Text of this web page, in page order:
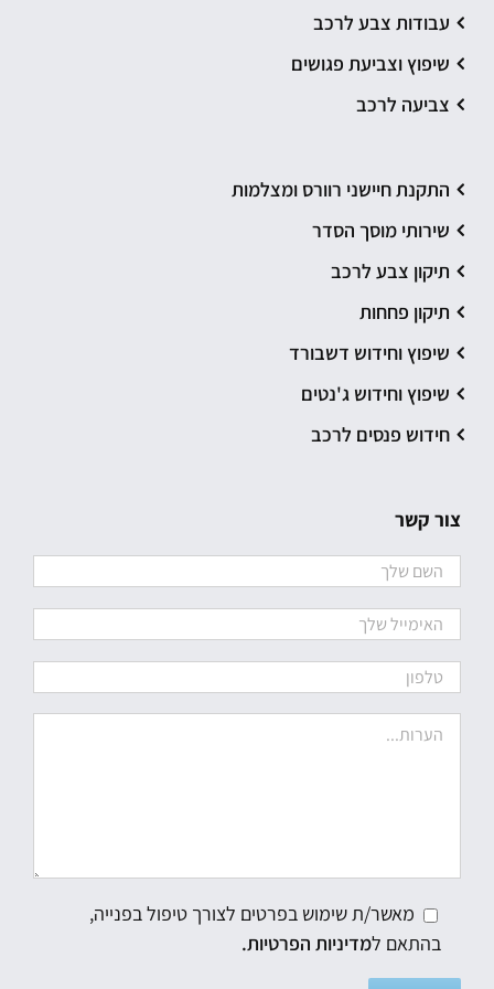
עבודות צבע לרכב
שיפוץ וצביעת פגושים
צביעה לרכב
התקנת חיישני רוורס ומצלמות
שירותי מוסך הסדר
תיקון צבע לרכב
תיקון פחחות
שיפוץ וחידוש דשבורד
שיפוץ וחידוש ג'נטים
חידוש פנסים לרכב
צור קשר
מאשר/ת שימוש בפרטים לצורך טיפול בפנייה,
בהתאם למדיניות הפרטיות.